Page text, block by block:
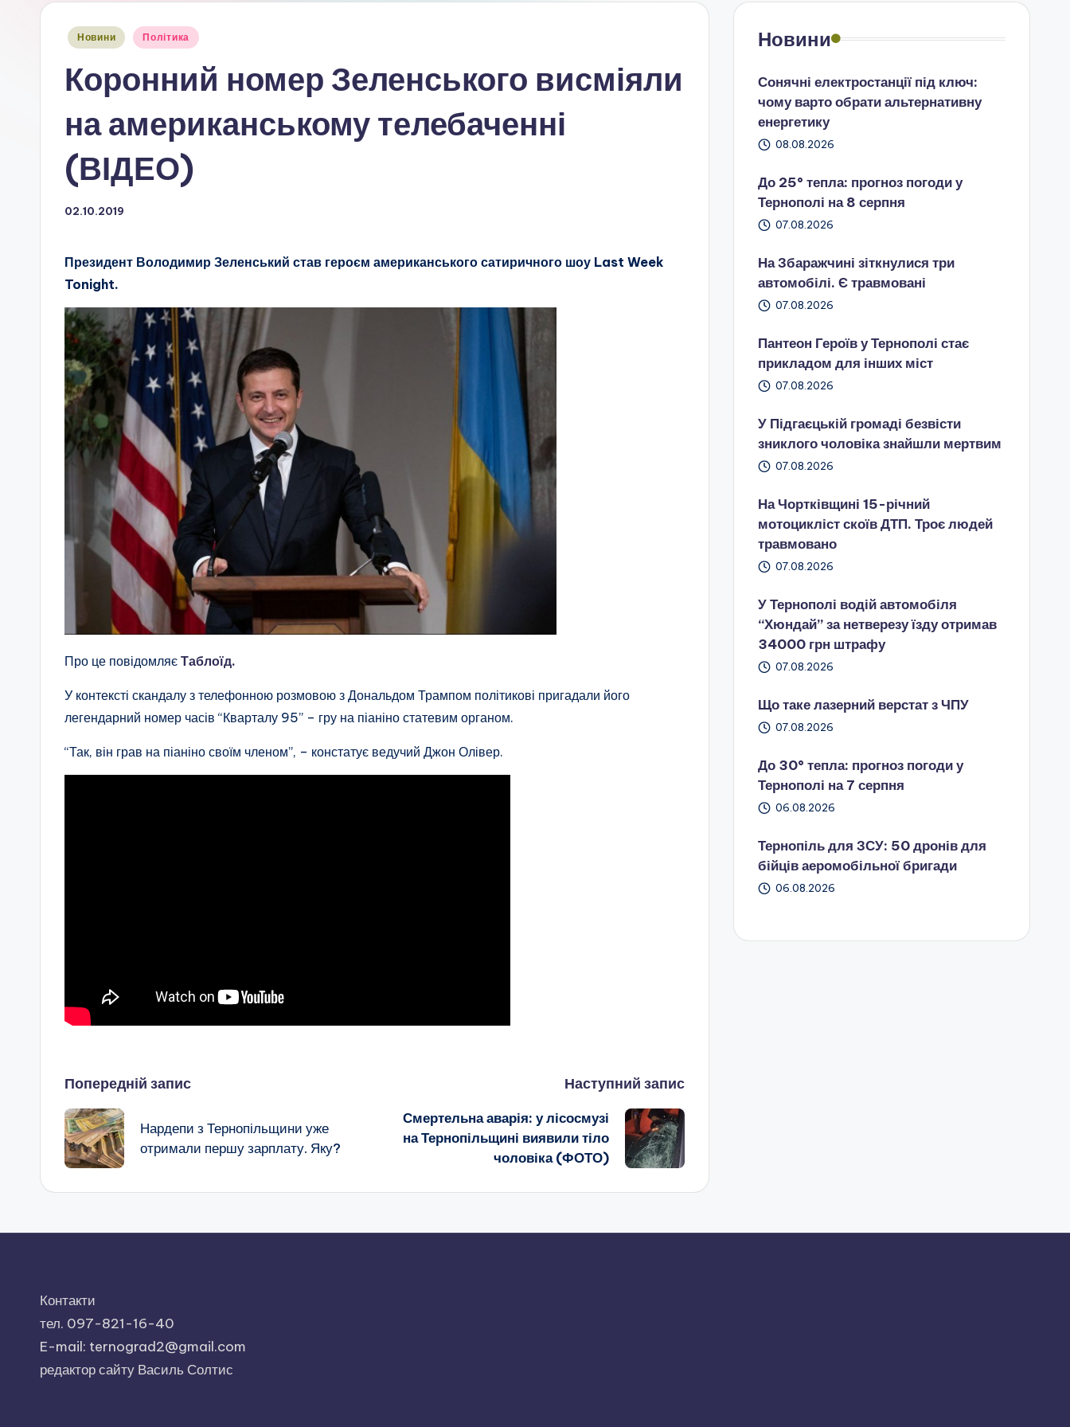
Опубліковано
Новини Політика
Коронний номер Зеленського висміяли
на американському телебаченні
(ВІДЕО)
02.10.2019
Президент Володимир Зеленський став героєм американського сатиричного шоу Last Week
Tonight.
Про це повідомляє Таблоїд.
У контексті скандалу з телефонною розмовою з Дональдом Трампом політикові пригадали його
легендарний номер часів “Кварталу 95” – гру на піаніно статевим органом.
“Так, він грав на піаніно своїм членом”, – констатує ведучий Джон Олівер.
Навігація
по
запису
Попередній запис
Нардепи з Тернопільщини уже
отримали першу зарплату. Яку?
Наступний запис
Смертельна аварія: у лісосмузі
на Тернопільщині виявили тіло
чоловіка (ФОТО)
Новини
Сонячні електростанції під ключ:
чому варто обрати альтернативну
енергетику
08.08.2026
До 25° тепла: прогноз погоди у
Тернополі на 8 серпня
07.08.2026
На Збаражчині зіткнулися три
автомобілі. Є травмовані
07.08.2026
Пантеон Героїв у Тернополі стає
прикладом для інших міст
07.08.2026
У Підгаєцькій громаді безвісти
зниклого чоловіка знайшли мертвим
07.08.2026
На Чортківщині 15-річний
мотоцикліст скоїв ДТП. Троє людей
травмовано
07.08.2026
У Тернополі водій автомобіля
“Хюндай” за нетверезу їзду отримав
34000 грн штрафу
07.08.2026
Що таке лазерний верстат з ЧПУ
07.08.2026
До 30° тепла: прогноз погоди у
Тернополі на 7 серпня
06.08.2026
Тернопіль для ЗСУ: 50 дронів для
бійців аеромобільної бригади
06.08.2026
Контакти
тел. 097-821-16-40
E-mail: ternograd2@gmail.com
редактор сайту Василь Солтис